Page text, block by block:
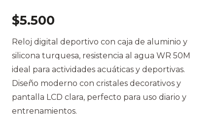
$5.500
Reloj digital deportivo con caja de aluminio y
silicona turquesa, resistencia al agua WR 50M
ideal para actividades acuáticas y deportivas.
Diseño moderno con cristales decorativos y
pantalla LCD clara, perfecto para uso diario y
entrenamientos.